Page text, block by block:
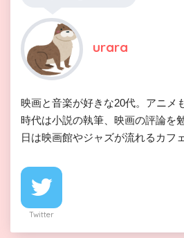
urara
映画と音楽が好きな20代。アニメ
時代は小説の執筆、映画の評論を
日は映画館やジャズが流れるカフ
Twitter